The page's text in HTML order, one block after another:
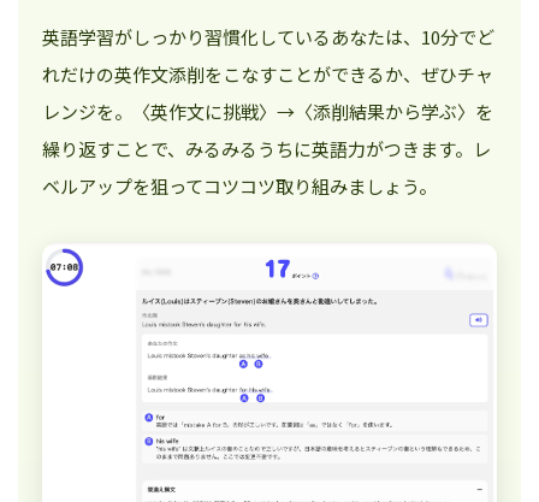
英語学習がしっかり習慣化しているあなたは、10分でど
れだけの英作文添削をこなすことができるか、ぜひチャ
レンジを。〈英作文に挑戦〉→〈添削結果から学ぶ〉を
繰り返すことで、みるみるうちに英語力がつきます。レ
ベルアップを狙ってコツコツ取り組みましょう。